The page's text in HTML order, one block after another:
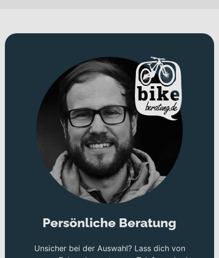
Persönliche Beratung
Unsicher bei der Auswahl? Lass dich von